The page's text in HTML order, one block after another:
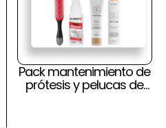
Pack mantenimiento de
prótesis y pelucas de
pelo natural y cuero